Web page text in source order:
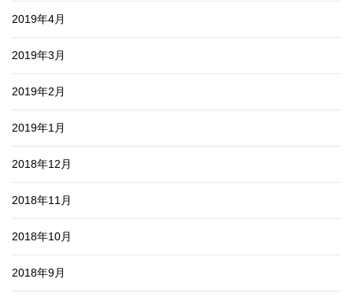
2019年4月
2019年3月
2019年2月
2019年1月
2018年12月
2018年11月
2018年10月
2018年9月